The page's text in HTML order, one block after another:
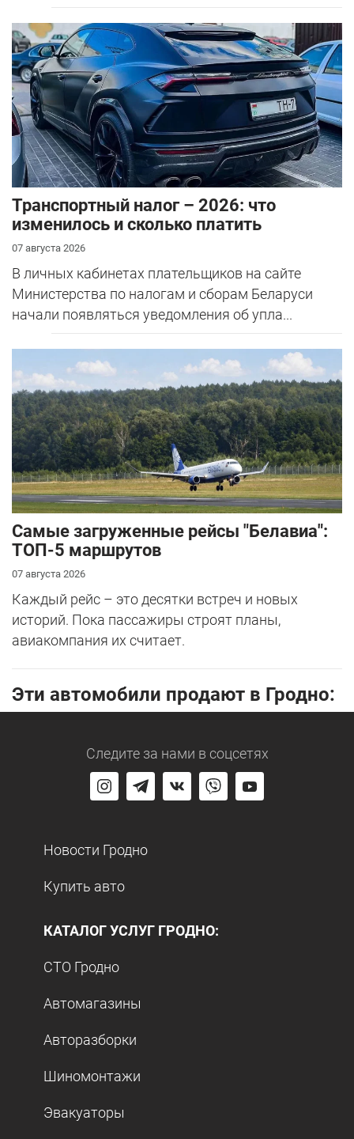
Транспортный налог – 2026: что
изменилось и сколько платить
07 августа 2026
В личных кабинетах плательщиков на сайте
Министерства по налогам и сборам Беларуси
начали появляться уведомления об упла...
Самые загруженные рейсы "Белавиа":
ТОП-5 маршрутов
07 августа 2026
Каждый рейс – это десятки встреч и новых
историй. Пока пассажиры строят планы,
авиакомпания их считает.
Эти автомобили продают в Гродно:
Следите за нами в соцсетях
Новости Гродно
Купить авто
КАТАЛОГ УСЛУГ ГРОДНО:
СТО Гродно
Автомагазины
Авторазборки
Шиномонтажи
Эвакуаторы